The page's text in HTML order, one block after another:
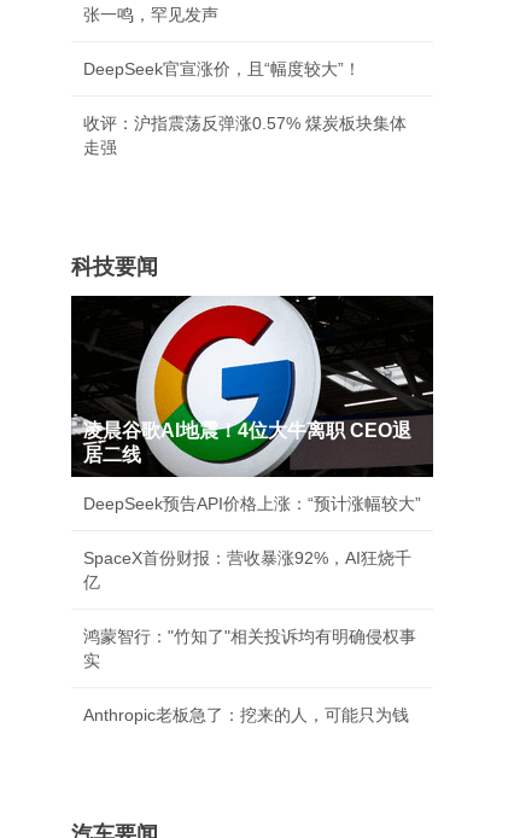
张一鸣，罕见发声
DeepSeek官宣涨价，且“幅度较大”！
收评：沪指震荡反弹涨0.57% 煤炭板块集体
走强
科技要闻
凌晨谷歌AI地震！4位大牛离职 CEO退
居二线
DeepSeek预告API价格上涨：“预计涨幅较大”
SpaceX首份财报：营收暴涨92%，AI狂烧千
亿
鸿蒙智行："竹知了"相关投诉均有明确侵权事
实
Anthropic老板急了：挖来的人，可能只为钱